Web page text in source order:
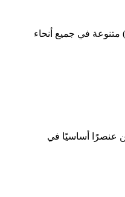
مع التوسع السريع لمحلات السوبر ماركت ومتاجر البيع بالتجزئة في السنوات الأخيرة، يكتشف الكثير من الناس أن حالات استخدام ملصقات الرفوف الإلكترونية (ESL) متنوعة في جميع أنحاء
إحصاءات المستهلكين عنصرًا أساسيًا في